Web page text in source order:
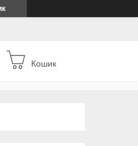
Кошик